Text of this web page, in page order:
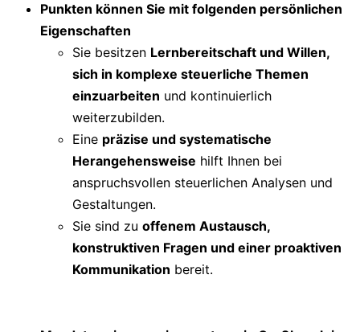
Punkten können Sie mit folgenden persönlichen
Eigenschaften
Sie besitzen Lernbereitschaft und Willen,
sich in komplexe steuerliche Themen
einzuarbeiten und kontinuierlich
weiterzubilden.
Eine präzise und systematische
Herangehensweise hilft Ihnen bei
anspruchsvollen steuerlichen Analysen und
Gestaltungen.
Sie sind zu offenem Austausch,
konstruktiven Fragen und einer proaktiven
Kommunikation bereit.